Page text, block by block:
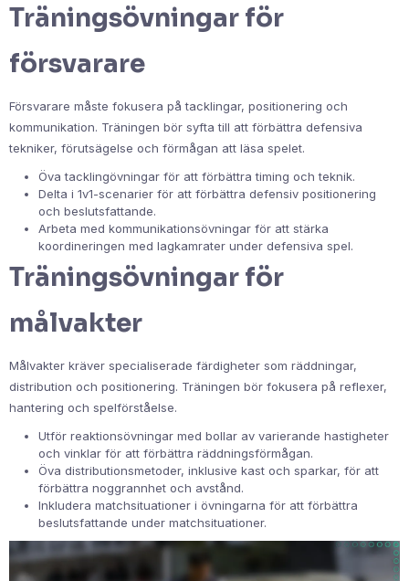
Träningsövningar för
försvarare
Försvarare måste fokusera på tacklingar, positionering och
kommunikation. Träningen bör syfta till att förbättra defensiva
tekniker, förutsägelse och förmågan att läsa spelet.
Öva tacklingövningar för att förbättra timing och teknik.
Delta i 1v1-scenarier för att förbättra defensiv positionering
och beslutsfattande.
Arbeta med kommunikationsövningar för att stärka
koordineringen med lagkamrater under defensiva spel.
Träningsövningar för
målvakter
Målvakter kräver specialiserade färdigheter som räddningar,
distribution och positionering. Träningen bör fokusera på reflexer,
hantering och spelförståelse.
Utför reaktionsövningar med bollar av varierande hastigheter
och vinklar för att förbättra räddningsförmågan.
Öva distributionsmetoder, inklusive kast och sparkar, för att
förbättra noggrannhet och avstånd.
Inkludera matchsituationer i övningarna för att förbättra
beslutsfattande under matchsituationer.